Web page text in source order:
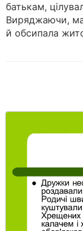
батькам,
Виряджаючи,
й обсипала